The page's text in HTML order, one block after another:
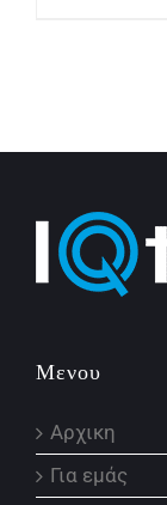
Μενου
Αρχικη
Για εμάς